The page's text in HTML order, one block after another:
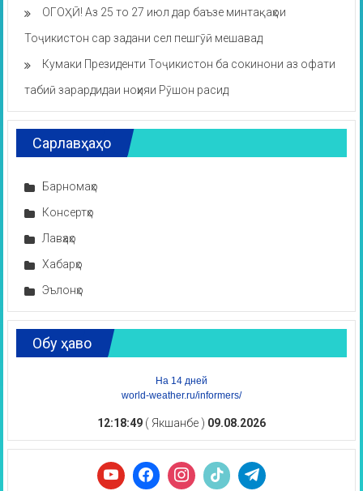
ОГОҲӢ! Аз 25 то 27 июл дар баъзе минтақаҳои
Тоҷикистон сар задани сел пешгӯӣ мешавад
Кумаки Президенти Тоҷикистон ба сокинони аз офати
табиӣ зарардидаи ноҳияи Рӯшон расид
Сарлавҳаҳо
Барномаҳо
Консертҳо
Лавҳаҳо
Хабарҳо
Эълонҳо
Обу ҳаво
На 14 дней
world-weather.ru/informers/
12:18:50 ( Якшанбе ) 09.08.2026